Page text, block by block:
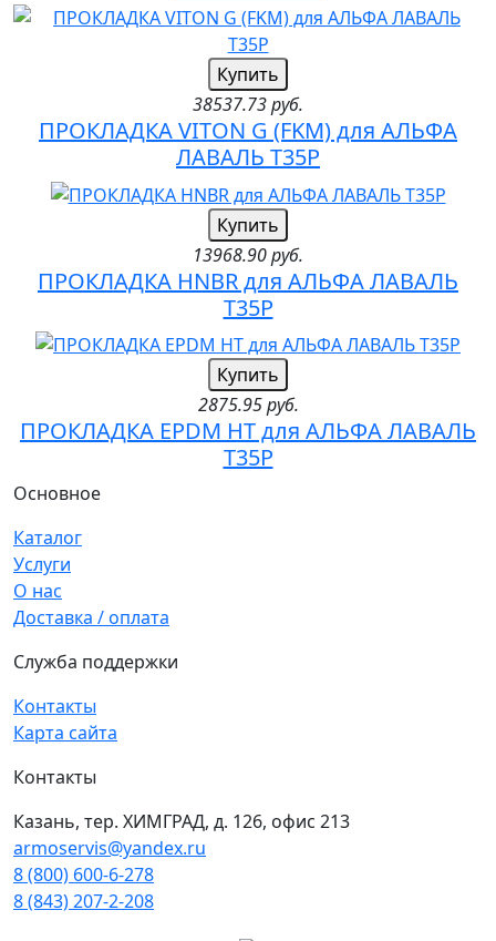
Купить
38537.73 руб.
ПРОКЛАДКА VITON G (FKM) для АЛЬФА
ЛАВАЛЬ T35P
Купить
13968.90 руб.
ПРОКЛАДКА HNBR для АЛЬФА ЛАВАЛЬ
T35P
Купить
2875.95 руб.
ПРОКЛАДКА EPDM HT для АЛЬФА ЛАВАЛЬ
T35P
Основное
Каталог
Услуги
О нас
Доставка / оплата
Служба поддержки
Контакты
Карта сайта
Контакты
Казань, тер. ХИМГРАД, д. 126, офис 213
armoservis@yandex.ru
8 (800) 600-6-278
8 (843) 207-2-208